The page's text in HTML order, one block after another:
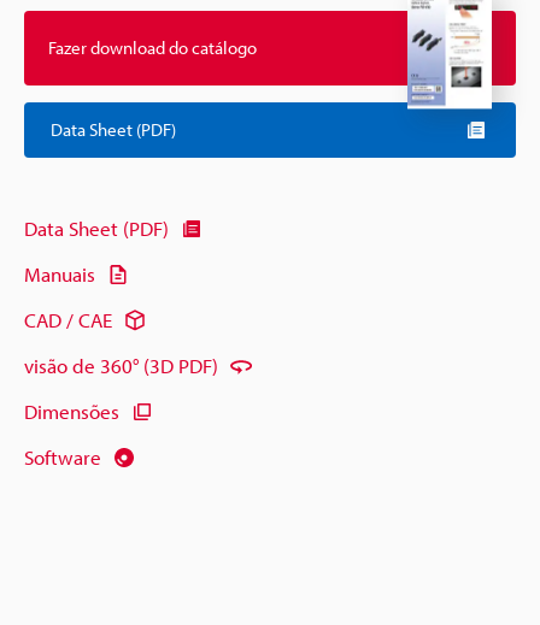
Fazer download do catálogo
Data Sheet (PDF)
Data Sheet (PDF)
Manuais
CAD / CAE
visão de 360° (3D PDF)
Dimensões
Software